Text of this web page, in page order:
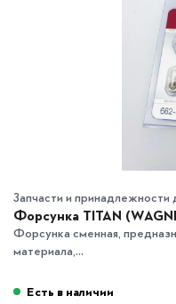
Запчасти и
Форсунка TITAN
Форсунка сменная,
материала,...
Есть в наличии